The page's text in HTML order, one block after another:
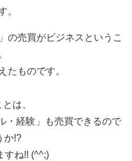
。
の売買がビジネスというこ
たものです。
は、
・経験」も売買できるので
か!?
すね!! (^^;)